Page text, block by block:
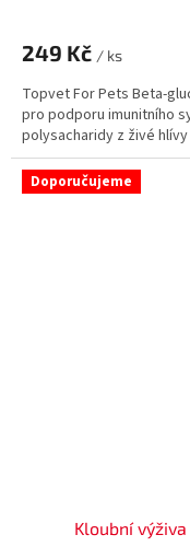
249 Kč / ks
Topvet For Pets Beta-
pro podporu imunitního
polysacharidy z živé
Doporučujeme
Kloubní